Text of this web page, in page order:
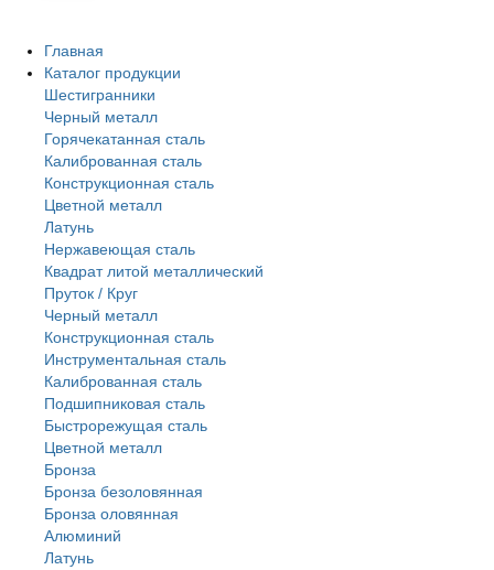
Главная
Каталог продукции
Шестигранники
Черный металл
Горячекатанная сталь
Калиброванная сталь
Конструкционная сталь
Цветной металл
Латунь
Нержавеющая сталь
Квадрат литой металлический
Пруток / Круг
Черный металл
Конструкционная сталь
Инструментальная сталь
Калиброванная сталь
Подшипниковая сталь
Быстрорежущая сталь
Цветной металл
Бронза
Бронза безоловянная
Бронза оловянная
Алюминий
Латунь